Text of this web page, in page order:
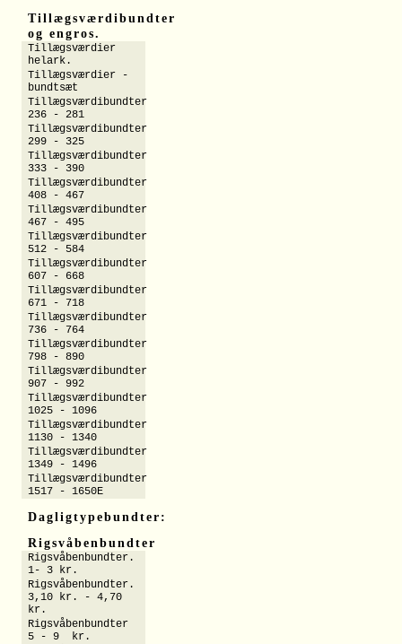
Tillægsværdibundter
og engros.
Tillægsværdier
helark.
Tillægsværdier -
bundtsæt
Tillægsværdibundter
236 - 281
Tillægsværdibundter
299 - 325
Tillægsværdibundter
333 - 390
Tillægsværdibundter
408 - 467
Tillægsværdibundter
467 - 495
Tillægsværdibundter
512 - 584
Tillægsværdibundter
607 - 668
Tillægsværdibundter
671 - 718
Tillægsværdibundter
736 - 764
Tillægsværdibundter
798 - 890
Tillægsværdibundter
907 - 992
Tillægsværdibundter
1025 - 1096
Tillægsværdibundter
1130 - 1340
Tillægsværdibundter
1349 - 1496
Tillægsværdibundter
1517 - 1650E
Dagligtypebundter:
Rigsvåbenbundter
Rigsvåbenbundter.
1- 3 kr.
Rigsvåbenbundter.
3,10 kr. - 4,70
kr.
Rigsvåbenbundter
5 - 9 kr.